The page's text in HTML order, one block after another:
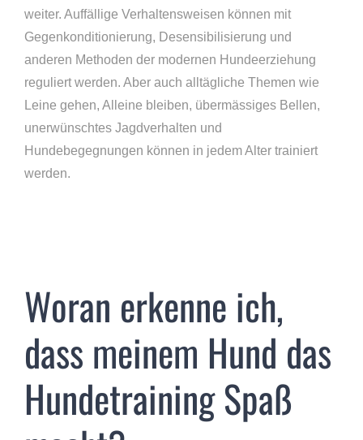
weiter. Auffällige Verhaltensweisen können mit
Gegenkonditionierung, Desensibilisierung und
anderen Methoden der modernen Hundeerziehung
reguliert werden. Aber auch alltägliche Themen wie
Leine gehen, Alleine bleiben, übermässiges Bellen,
unerwünschtes Jagdverhalten und
Hundebegegnungen können in jedem Alter trainiert
werden.
Woran erkenne ich,
dass meinem Hund das
Hundetraining Spaß